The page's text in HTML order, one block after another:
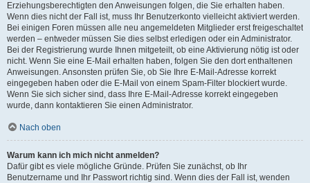
Erziehungsberechtigten den Anweisungen folgen, die Sie erhalten haben.
Wenn dies nicht der Fall ist, muss Ihr Benutzerkonto vielleicht aktiviert werden.
Bei einigen Foren müssen alle neu angemeldeten Mitglieder erst freigeschaltet
werden – entweder müssen Sie dies selbst erledigen oder ein Administrator.
Bei der Registrierung wurde Ihnen mitgeteilt, ob eine Aktivierung nötig ist oder
nicht. Wenn Sie eine E-Mail erhalten haben, folgen Sie den dort enthaltenen
Anweisungen. Ansonsten prüfen Sie, ob Sie Ihre E-Mail-Adresse korrekt
eingegeben haben oder die E-Mail von einem Spam-Filter blockiert wurde.
Wenn Sie sich sicher sind, dass Ihre E-Mail-Adresse korrekt eingegeben
wurde, dann kontaktieren Sie einen Administrator.
Nach oben
Warum kann ich mich nicht anmelden?
Dafür gibt es viele mögliche Gründe. Prüfen Sie zunächst, ob Ihr
Benutzername und Ihr Passwort richtig sind. Wenn dies der Fall ist, wenden